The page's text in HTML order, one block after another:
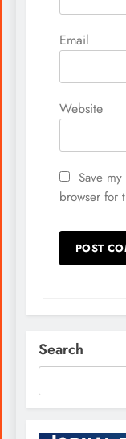
Email
Website
Save
browser for
Search